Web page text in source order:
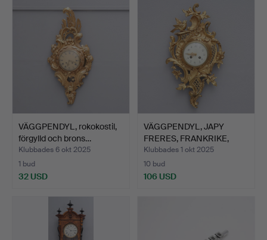
VÄGGPENDYL, rokokostil,
förgylld och brons…
Klubbades 6 okt 2025
1 bud
32 USD
VÄGGPENDYL, JAPY
FRERES, FRANKRIKE,
1900-T…
Klubbades 1 okt 2025
10 bud
106 USD